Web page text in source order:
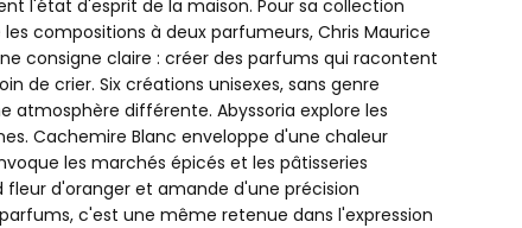
l'état d'esprit de la maison. Pour sa collection
les compositions à deux parfumeurs, Chris Maurice
consigne claire : créer des parfums qui racontent
de crier. Six créations unisexes, sans genre
atmosphère différente. Abyssoria explore les
Cachemire Blanc enveloppe d'une chaleur
les marchés épicés et les pâtisseries
d'oranger et amande d'une précision
c'est une même retenue dans l'expression